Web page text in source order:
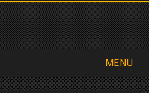
MENU